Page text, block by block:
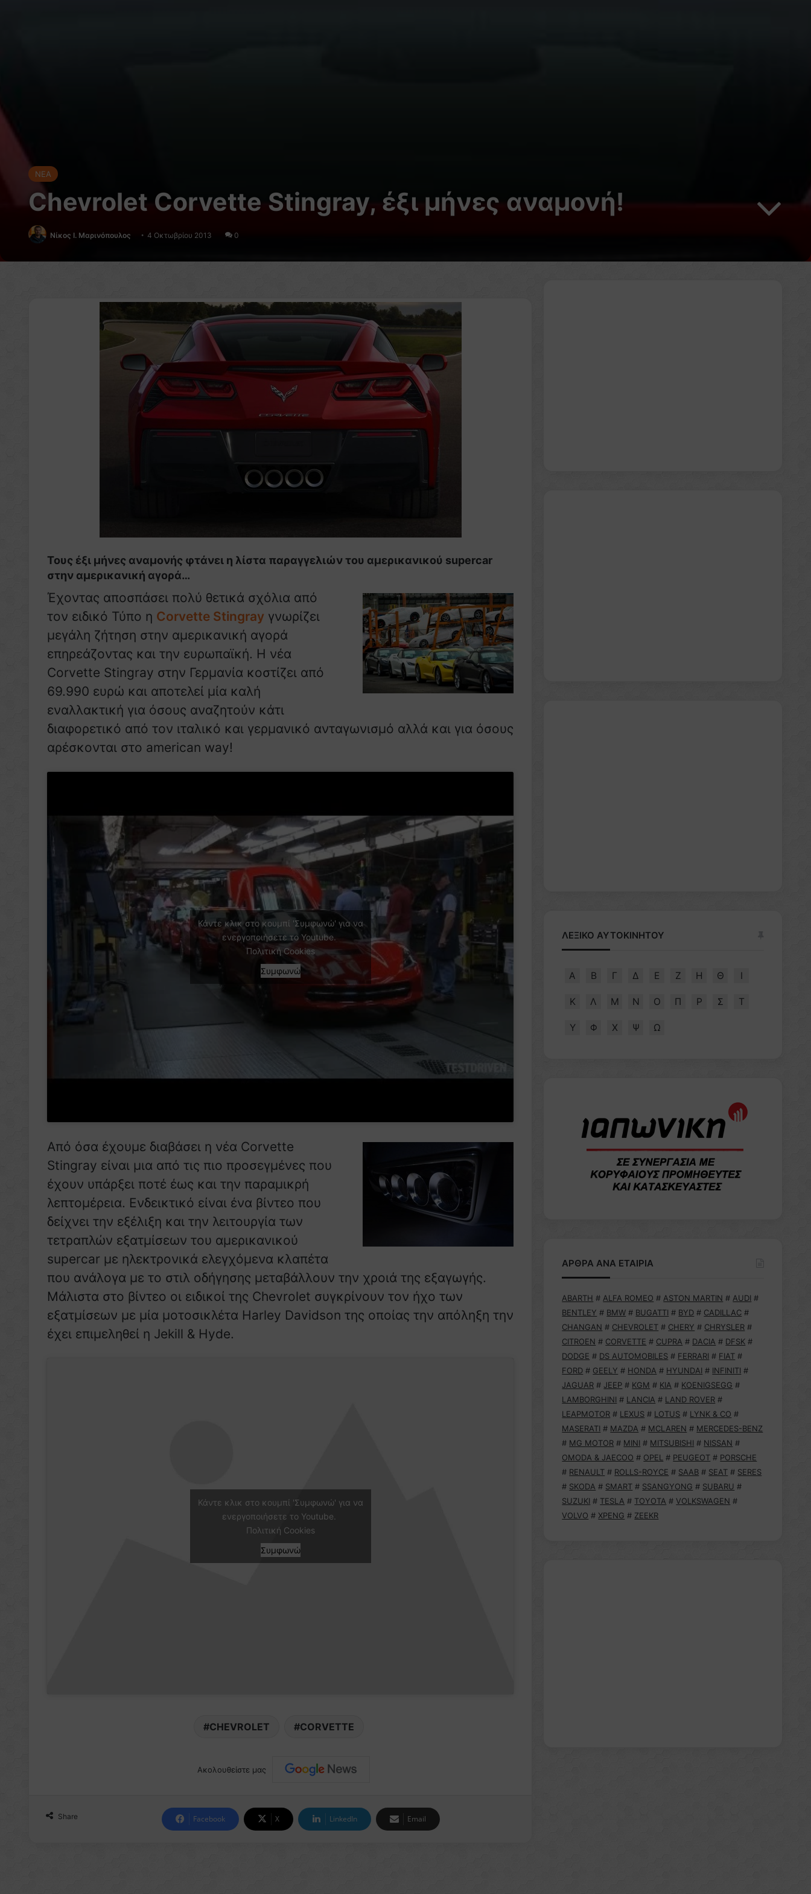
NEA
Chevrolet Corvette Stingray, έξι μήνες αναμονή!
Nίκος Ι. Mαρινόπουλος 4 Οκτωβρίου 2013 0
Τους έξι μήνες αναμονής φτάνει η λίστα παραγγελιών του αμερικανικού supercar
στην αμερικανική αγορά…
Έχοντας αποσπάσει πολύ θετικά σχόλια από
τον ειδικό Τύπο η Corvette Stingray γνωρίζει
μεγάλη ζήτηση στην αμερικανική αγορά
επηρεάζοντας και την ευρωπαϊκή. Η νέα
Corvette Stingray στην Γερμανία κοστίζει από
69.990 ευρώ και αποτελεί μία καλή
εναλλακτική για όσους αναζητούν κάτι
διαφορετικό από τον ιταλικό και γερμανικό ανταγωνισμό αλλά και για όσους
αρέσκονται στο american way!
Κάντε κλικ στο κουμπί 'Συμφωνώ' για να
ενεργοποιήσετε το Youtube.
Πολιτική Cookies
Συμφωνώ
Από όσα έχουμε διαβάσει η νέα Corvette
Stingray είναι μια από τις πιο προσεγμένες που
έχουν υπάρξει ποτέ έως και την παραμικρή
λεπτομέρεια. Ενδεικτικό είναι ένα βίντεο που
δείχνει την εξέλιξη και την λειτουργία των
τετραπλών εξατμίσεων του αμερικανικού
supercar με ηλεκτρονικά ελεγχόμενα κλαπέτα
που ανάλογα με το στιλ οδήγησης μεταβάλλουν την χροιά της εξαγωγής.
Μάλιστα στο βίντεο οι ειδικοί της Chevrolet συγκρίνουν τον ήχο των
εξατμίσεων με μία μοτοσικλέτα Harley Davidson της οποίας την απόληξη την
έχει επιμεληθεί η Jekill & Hyde.
Κάντε κλικ στο κουμπί 'Συμφωνώ' για να
ενεργοποιήσετε το Youtube.
Πολιτική Cookies
Συμφωνώ
CHEVROLET CORVETTE
Ακολουθείστε μας
Share Facebook X LinkedIn Email
ΛΕΞΙΚΟ ΑΥΤΟΚΙΝΗΤΟΥ
Α Β Γ Δ Ε Ζ Η Θ Ι
Κ Λ Μ Ν Ο Π Ρ Σ Τ
Υ Φ Χ Ψ Ω
ΑΡΘΡΑ ΑΝΑ ΕΤΑΙΡΙΑ
ABARTH # ALFA ROMEO # ASTON MARTIN # AUDI #
BENTLEY # BMW # BUGATTI # BYD # CADILLAC #
CHANGAN # CHEVROLET # CHERY # CHRYSLER #
CITROEN # CORVETTE # CUPRA # DACIA # DFSK #
DODGE # DS AUTOMOBILES # FERRARI # FIAT #
FORD # GEELY # HONDA # HYUNDAI # INFINITI #
JAGUAR # JEEP # KGM # KIA # KOENIGSEGG #
LAMBORGHINI # LANCIA # LAND ROVER #
LEAPMOTOR # LEXUS # LOTUS # LYNK & CO #
MASERATI # MAZDA # MCLAREN # MERCEDES-BENZ
# MG MOTOR # MINI # MITSUBISHI # NISSAN #
OMODA & JAECOO # OPEL # PEUGEOT # PORSCHE
# RENAULT # ROLLS-ROYCE # SAAB # SEAT # SERES
# SKODA # SMART # SSANGYONG # SUBARU #
SUZUKI # TESLA # TOYOTA # VOLKSWAGEN #
VOLVO # XPENG # ZEEKR